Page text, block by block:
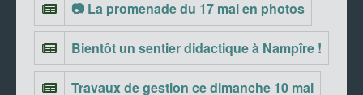
📷 La promenade du 17 mai en photos
Bientôt un sentier didactique à Nampîre !
Travaux de gestion ce dimanche 10 mai